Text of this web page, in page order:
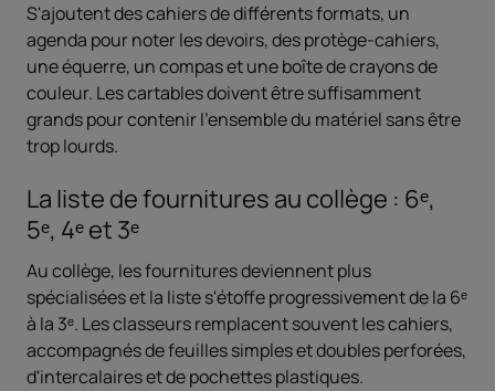
S'ajoutent des cahiers de différents formats, un
agenda pour noter les devoirs, des protège-cahiers,
une équerre, un compas et une boîte de crayons de
couleur. Les cartables doivent être suffisamment
grands pour contenir l'ensemble du matériel sans être
trop lourds.
La liste de fournitures au collège : 6ᵉ,
5ᵉ, 4ᵉ et 3ᵉ
Au collège, les fournitures deviennent plus
spécialisées et la liste s'étoffe progressivement de la 6ᵉ
à la 3ᵉ. Les classeurs remplacent souvent les cahiers,
accompagnés de feuilles simples et doubles perforées,
d'intercalaires et de pochettes plastiques.